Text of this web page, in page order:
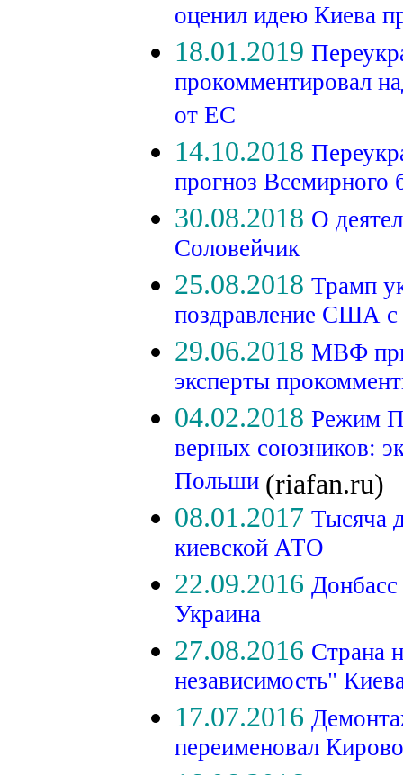
оценил идею Киева
18.01.2019
прокомментировал
от ЕС
14.10.2018
прогноз Всемирного
30.08.2018 О
Соловейчик
25.08.2018 Трамп
поздравление США
29.06.2018 МВФ
эксперты
04.02.2018 Режим
верных союзников:
Польши (riafan.ru)
08.01.2017 Тысяча
киевской АТО
22.09.2016
Украина
27.08.2016 Страна
независимость"
17.07.2016
переименовал